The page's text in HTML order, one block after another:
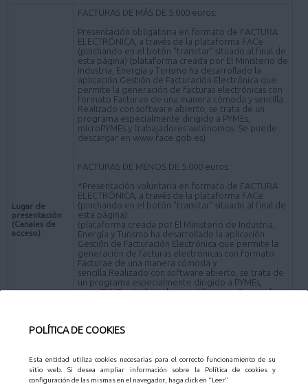
POLÍTICA DE COOKIES
Esta entidad utiliza cookies necesarias para el correcto funcionamiento de su
sitio web. Si desea ampliar información sobre la Política de cookies y
configuración de las mismas en el navegador, haga click en "Leer"
Lugar de
presentación
(Canales de
acceso)
FACTURAS DE MÁS DE 5.000 euros:
Presentación obligatoria en formato de FACTURA
ELECTRÓNICA, a través de la plataforma FACe
(pinchando en el botón "tramitar" situado al final de
esta página) (plataforma creada por El Ministerio de
Industria, Energía y Turismo ha desarrollado la
aplicación Gestión de Facturación Electrónica que
permite la generación de facturas electrónicas con
formato Facturae de una manera cómoda y sencilla.
Realizado con software abierto, se trata de un
programa especialmente dirigido a PYMEs,
microPYMEs y trabajadores autónomos. Se puede
descargar en www.face.gob.es)
FACTURAS DE MENOS DE 5.000 euros:
*Presentación voluntaria en formato de FACTURA
ELECTRÓNICA, a través de la plataforma FACe
(pinchando en el botón "tramitar" situado al final de
esta página)
(plataforma creada por El Ministerio de Industria,
Energía y Turismo ha desarrollado la aplicación
Gestión de Facturación Electrónica que permite la
generación de facturas electrónicas con formato
Facturae de una manera cómoda y
sencilla.Realizado con software abierto, se trata de
un programa especialmente dirigido a PYMEs,
microPYMEs y trabajadores autónomos. Se puede
siguientes canales distintos de la plataforma FACe:
Oficinas de Atención al Ciudadano.
Online - Sujetos obligados a relacionarse